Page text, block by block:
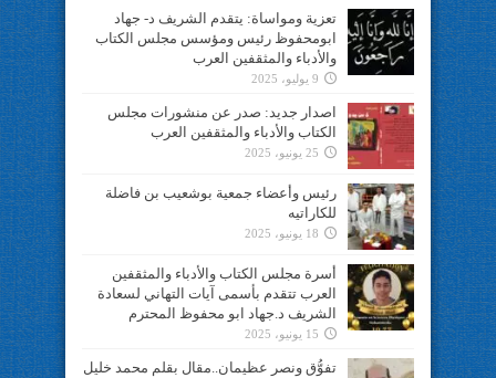
تعزية ومواساة: يتقدم الشريف د- جهاد
ابومحفوظ رئيس ومؤسس مجلس الكتاب
والأدباء والمثقفين العرب
9 يوليو، 2025
اصدار جديد: صدر عن منشورات مجلس
الكتاب والأدباء والمثقفين العرب
25 يونيو، 2025
رئيس وأعضاء جمعية بوشعيب بن فاضلة
للكاراتيه
18 يونيو، 2025
أسرة مجلس الكتاب والأدباء والمثقفين
العرب تتقدم بأسمى آيات التهاني لسعادة
الشريف د.جهاد ابو محفوظ المحترم
15 يونيو، 2025
تفوُّق ونصر عظيمان..مقال بقلم محمد خليل